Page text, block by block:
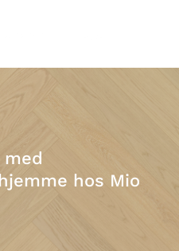
hos Mio